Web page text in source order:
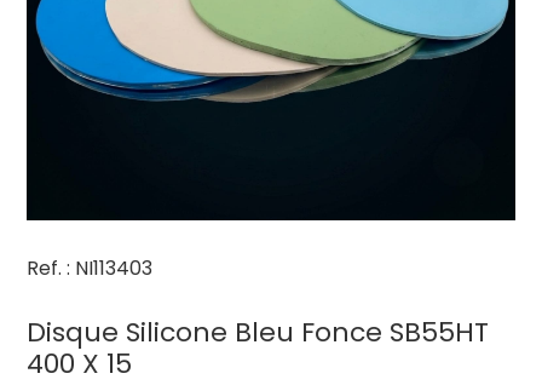
Ref. : NI113403
Disque Silicone Bleu Fonce SB55HT
400 X 15